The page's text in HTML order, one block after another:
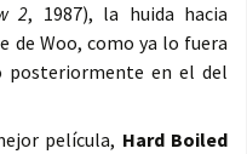
2, 1987), la huida hacia
de Woo, como ya lo fuera
posteriormente en el del
película, Hard Boiled